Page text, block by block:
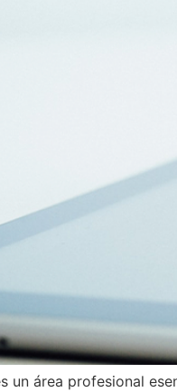
un área profesional